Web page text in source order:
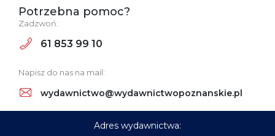
Potrzebna pomoc?
Zadzwoń:
61 853 99 10
Napisz do nas na mail:
wydawnictwo@wydawnictwopoznanskie.pl
Adres wydawnictwa: